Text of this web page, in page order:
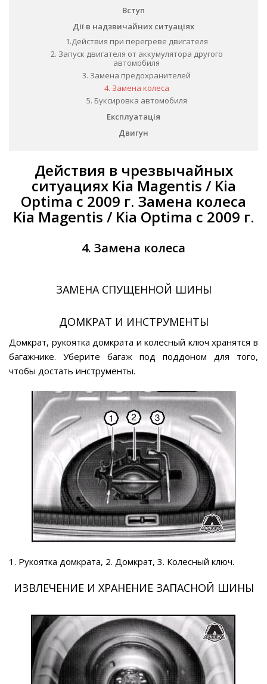
Вступ
Дії в надзвичайних ситуаціях
1.Действия при перегреве двигателя
2. Запуск двигателя от аккумулятора другого
автомобиля
3. Замена предохранителей
4. Замена колеса
5. Буксировка автомобиля
Експлуатація
Двигун
Действия в чрезвычайных
ситуациях Kia Magentis / Kia
Optima с 2009 г. Замена колеса
Kia Magentis / Kia Optima с 2009 г.
4. Замена колеса
ЗАМЕНА СПУЩЕННОЙ ШИНЫ
ДОМКРАТ И ИНСТРУМЕНТЫ
Домкрат, рукоятка домкрата и колесный ключ хранятся в
багажнике. Уберите багаж под поддоном для того,
чтобы достать инструменты.
1. Рукоятка домкрата, 2. Домкрат, 3. Колесный ключ.
ИЗВЛЕЧЕНИЕ И ХРАНЕНИЕ ЗАПАСНОЙ ШИНЫ